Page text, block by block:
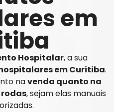
em
Hospitalar, a sua
em Curitiba.
navenda quanto na
, sejam elas manuais